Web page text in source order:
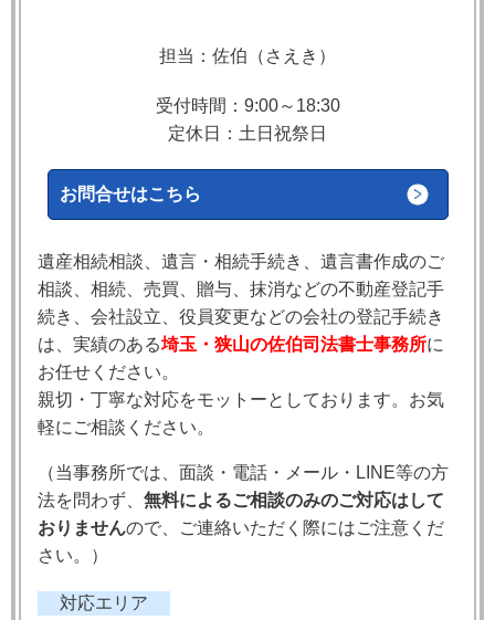
担当：佐伯（さえき）
受付時間：9:00～18:30
定休日：土日祝祭日
お問合せはこちら
遺産相続相談、遺言・相続手続き、遺言書作成のご
相談、相続、売買、贈与、抹消などの不動産登記手
続き、会社設立、役員変更などの会社の登記手続き
は、実績のある埼玉・狭山の佐伯司法書士事務所に
お任せください。
親切・丁寧な対応をモットーとしております。お気
軽にご相談ください。
（当事務所では、 面談・電話・メール・LINE等の方
法を問わず、 無料によるご相談のみのご対応はして
おりませんので、ご連絡いただく際にはご注意くだ
さい。）
対応エリア